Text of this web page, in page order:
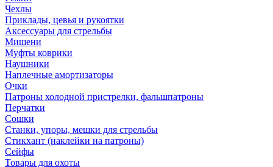
Чехлы
Приклады, цевья и рукоятки
Аксессуары для стрельбы
Мишени
Муфты коврики
Наушники
Наплечные амортизаторы
Очки
Патроны холодной пристрелки, фальшпатроны
Перчатки
Сошки
Станки, упоры, мешки для стрельбы
Стикхант (наклейки на патроны)
Сейфы
Товары для охоты